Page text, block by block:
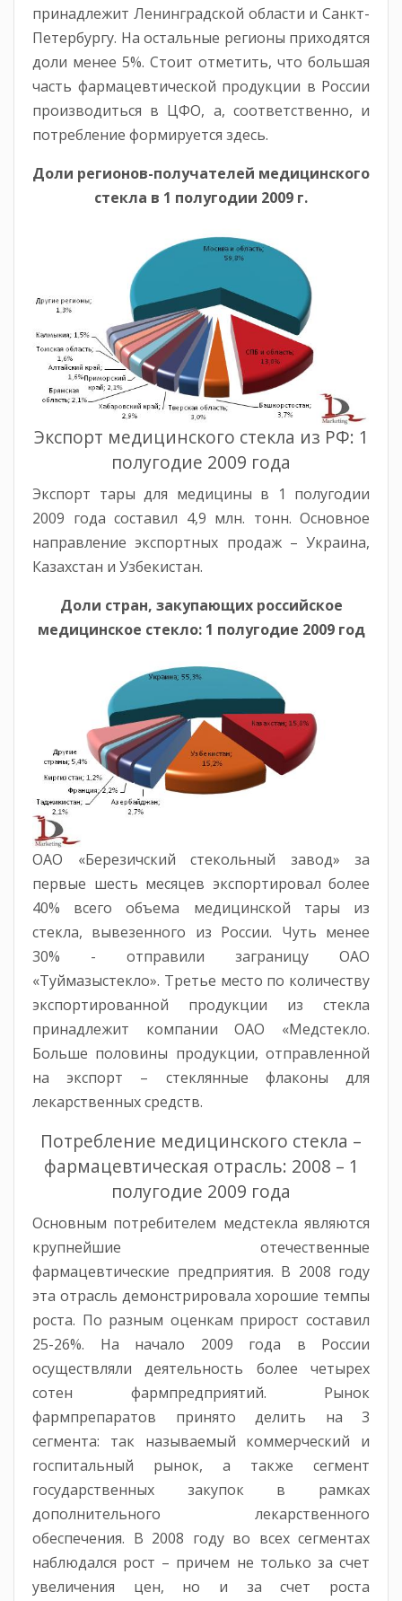
принадлежит Ленинградской области и Санкт-
Петербургу. На остальные регионы приходятся
доли менее 5%. Стоит отметить, что большая
часть фармацевтической продукции в России
производиться в ЦФО, а, соответственно, и
потребление формируется здесь.
Доли регионов-получателей медицинского
стекла в 1 полугодии 2009 г.
Экспорт медицинского стекла из РФ: 1
полугодие 2009 года
Экспорт тары для медицины в 1 полугодии
2009 года составил 4,9 млн. тонн. Основное
направление экспортных продаж – Украина,
Казахстан и Узбекистан.
Доли стран, закупающих российское
медицинское стекло: 1 полугодие 2009 год
ОАО «Березичский стекольный завод» за
первые шесть месяцев экспортировал более
40% всего объема медицинской тары из
стекла, вывезенного из России. Чуть менее
30% - отправили заграницу ОАО
«Туймазыстекло». Третье место по количеству
экспортированной продукции из стекла
принадлежит компании ОАО «Медстекло.
Больше половины продукции, отправленной
на экспорт – стеклянные флаконы для
лекарственных средств.
Потребление медицинского стекла –
фармацевтическая отрасль: 2008 – 1
полугодие 2009 года
Основным потребителем медстекла являются
крупнейшие отечественные
фармацевтические предприятия. В 2008 году
эта отрасль демонстрировала хорошие темпы
роста. По разным оценкам прирост составил
25-26%. На начало 2009 года в России
осуществляли деятельность более четырех
сотен фармпредприятий. Рынок
фармпрепаратов принято делить на 3
сегмента: так называемый коммерческий и
госпитальный рынок, а также сегмент
государственных закупок в рамках
дополнительного лекарственного
обеспечения. В 2008 году во всех сегментах
наблюдался рост – причем не только за счет
увеличения цен, но и за счет роста